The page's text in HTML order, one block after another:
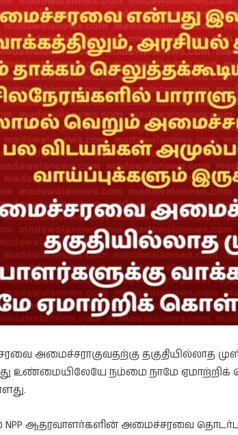
அமைச்சராகுவதற்கு தகுதியில்லாத
உண்மையிலேயே நம்மை நாமே ஏமாற்றிக்
ஆதரவாளர்களின் அமைச்சரவை